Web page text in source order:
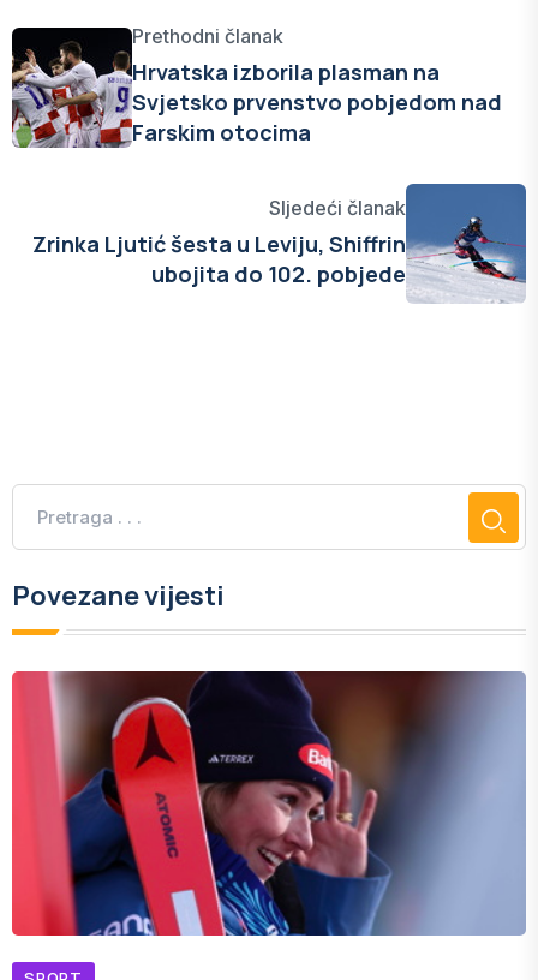
Prethodni članak
Hrvatska izborila plasman na
Svjetsko prvenstvo pobjedom nad
Farskim otocima
Sljedeći članak
Zrinka Ljutić šesta u Leviju, Shiffrin
ubojita do 102. pobjede
Povezane vijesti